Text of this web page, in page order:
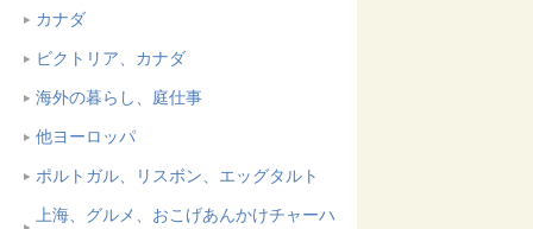
カナダ
ビクトリア、カナダ
海外の暮らし、庭仕事
他ヨーロッパ
ポルトガル、リスボン、エッグタルト
上海、グルメ、おこげあんかけチャーハ